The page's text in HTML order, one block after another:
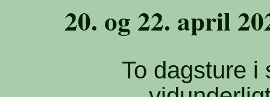
20. og 22. april
To dagsture i